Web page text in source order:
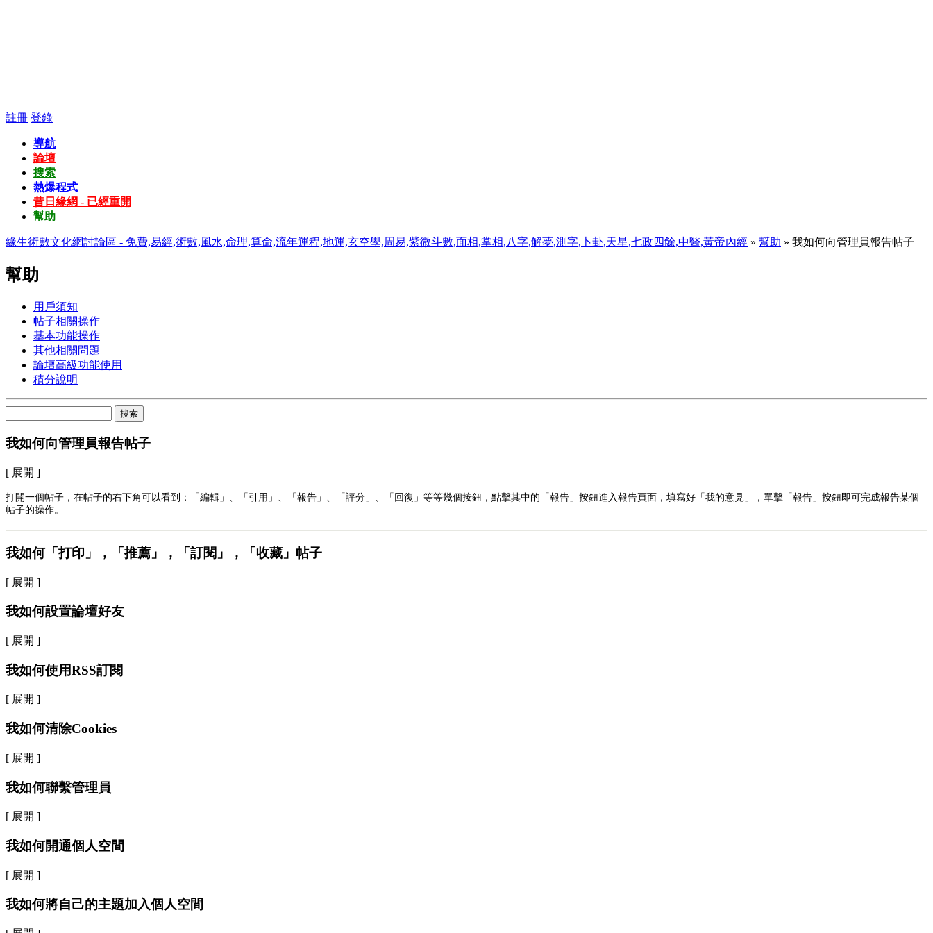
註冊 登錄
導航
論壇
搜索
熱爆程式
昔日緣網 - 已經重開
幫助
緣生術數文化網討論區 - 免費,易經,術數,風水,命理,算命,流年運程,地運,玄空學,周易,紫微斗數,面相,掌相,八字,解夢,測字,卜卦,天星,七政四餘,中醫,黃帝內經 » 幫助 » 我如何向管理員報告帖子
幫助
用戶須知
帖子相關操作
基本功能操作
其他相關問題
論壇高級功能使用
積分說明
搜索
我如何向管理員報告帖子
[ 展開 ]
打開一個帖子，在帖子的右下角可以看到：「編輯」、「引用」、「報告」、「評分」、「回復」等等幾個按鈕，點擊其中的「報告」按鈕進入報告頁面，填寫好「我的意見」，單擊「報告」按鈕即可完成報告某個
帖子的操作。
我如何「打印」，「推薦」，「訂閱」，「收藏」帖子
[ 展開 ]
我如何設置論壇好友
[ 展開 ]
我如何使用RSS訂閱
[ 展開 ]
我如何清除Cookies
[ 展開 ]
我如何聯繫管理員
[ 展開 ]
我如何開通個人空間
[ 展開 ]
我如何將自己的主題加入個人空間